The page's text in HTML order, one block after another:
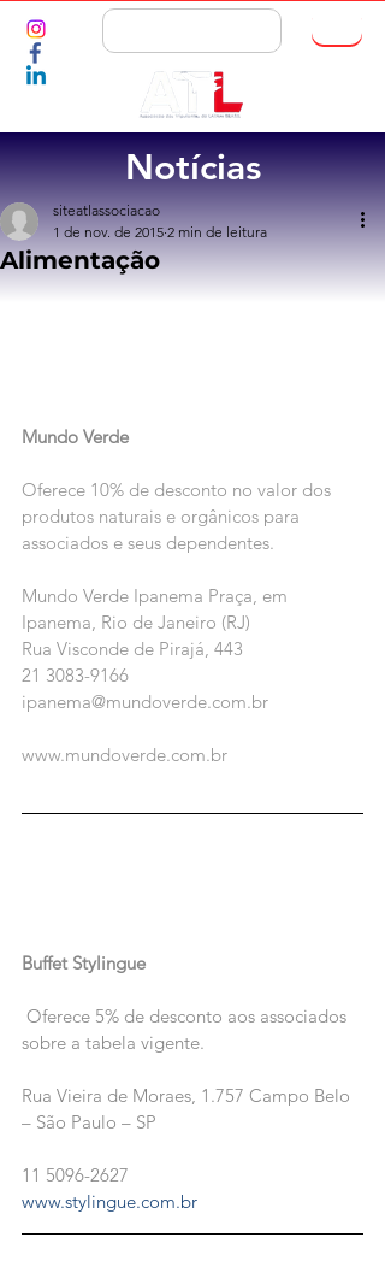
Notícias
Alimentação
siteatlassociacao
1 de nov. de 2015 2 min de leitura
Mundo Verde
Oferece 10% de desconto no valor dos
produtos naturais e orgânicos para
associados e seus dependentes.
Mundo Verde Ipanema Praça, em
Ipanema, Rio de Janeiro (RJ)
Rua Visconde de Pirajá, 443
21 3083-9166
ipanema@mundoverde.com.br
www.mundoverde.com.br
Buffet Stylingue
sobre a tabela vigente.
Rua Vieira de Moraes, 1.757 Campo Belo
– São Paulo – SP
11 5096-2627
www.stylingue.com.br